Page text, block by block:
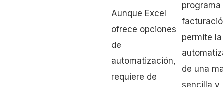
Aunque Excel
ofrece opciones
de
automatización,
requiere de
programa
permite la
de una
sencilla y